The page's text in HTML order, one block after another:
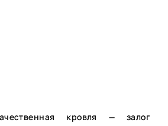
кровля — залог